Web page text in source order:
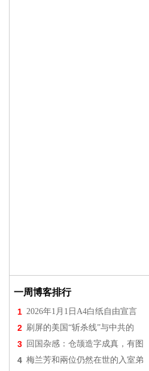
一周博客排行
1 2026年1月1日A4白纸自由宣言
2 刷屏的美国“斩杀线”与中共的
3 回国杂感：仓颉造字成真，有图
4 梅兰芳和兩位仍然在世的入室弟